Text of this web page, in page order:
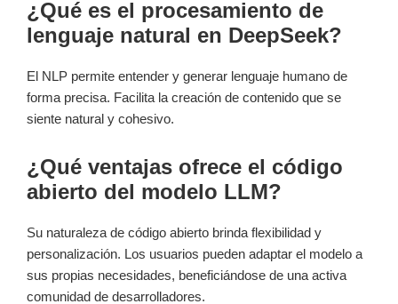
¿Qué es el procesamiento de
lenguaje natural en DeepSeek?
El NLP permite entender y generar lenguaje humano de
forma precisa. Facilita la creación de contenido que se
siente natural y cohesivo.
¿Qué ventajas ofrece el código
abierto del modelo LLM?
Su naturaleza de código abierto brinda flexibilidad y
personalización. Los usuarios pueden adaptar el modelo a
sus propias necesidades, beneficiándose de una activa
comunidad de desarrolladores.